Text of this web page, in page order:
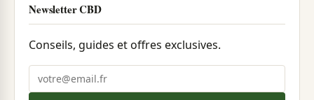
Newsletter CBD
Conseils, guides et offres exclusives.